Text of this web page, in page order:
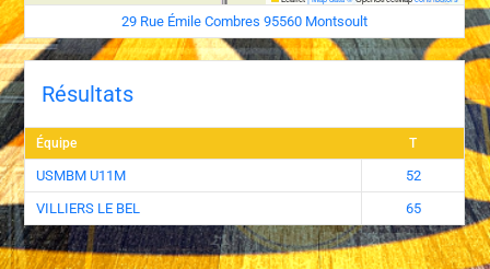
29 Rue Émile Combres 95560 Montsoult
Résultats
Équipe T
USMBM U11M
52
VILLIERS LE BEL
65